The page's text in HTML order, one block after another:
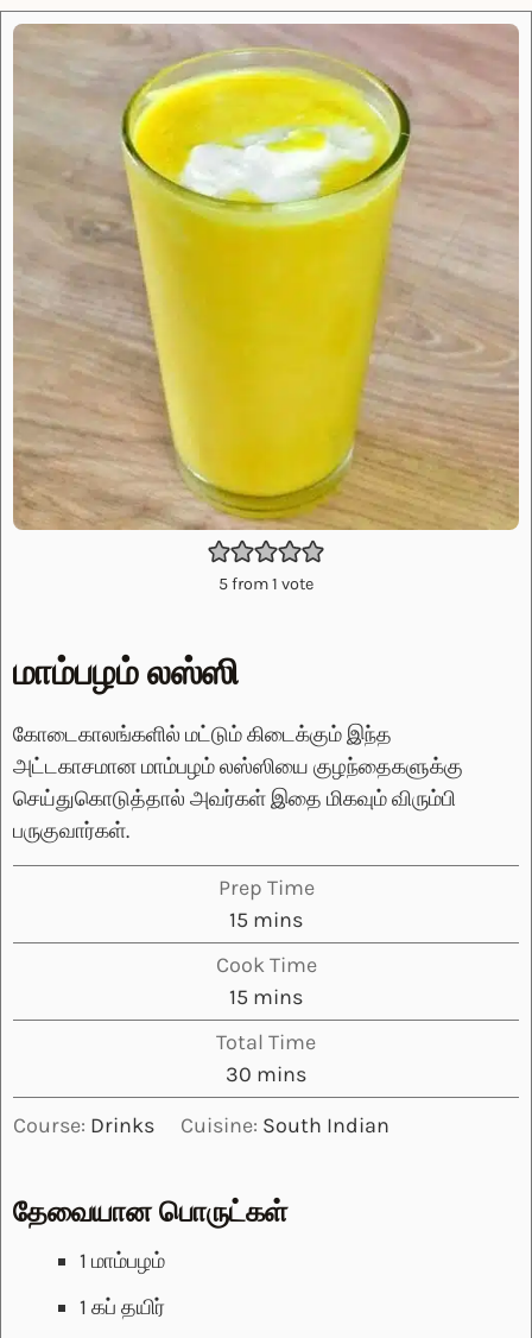
5from 1 vote
மாம்பழம் லஸ்ஸி
கோடைகாலங்களில் மட்டும் கிடைக்கும் இந்த
அட்டகாசமான மாம்பழம் லஸ்ஸியை குழந்தைகளுக்கு
செய்துகொடுத்தால் அவர்கள் இதை மிகவும் விரும்பி
பருகுவார்கள்.
Prep Time
15 minutes
mins
Cook Time
15 minutes
mins
Total Time
30 minutes
mins
Course: Drinks Cuisine: South Indian
தேவையான பொருட்கள்
1 மாம்பழம்
1 கப் தயிர்